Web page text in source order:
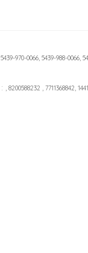
, 5439-970-0066, 5439-988-0066,
: , 8200588232 , 7711368842,